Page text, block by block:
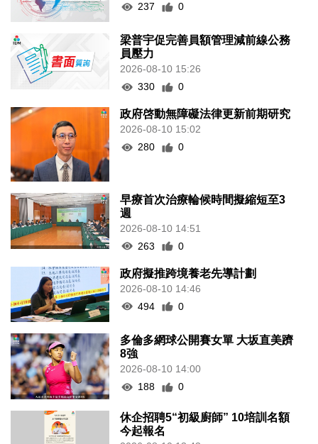
237
0
梁普宇促完善員額管理減前線公務
員壓力
2026-08-10 15:26
330
0
政府啓動無障礙法律更新前期研究
2026-08-10 15:02
280
0
早療首次治療輪候時間擬縮短至3
週
2026-08-10 14:51
263
0
政府擬推跨境養老先導計劃
2026-08-10 14:46
494
0
多倫多網球公開賽女單 大坂直美躋
8強
2026-08-10 14:00
188
0
休企招聘5“初級廚師” 10培訓名額
今起報名